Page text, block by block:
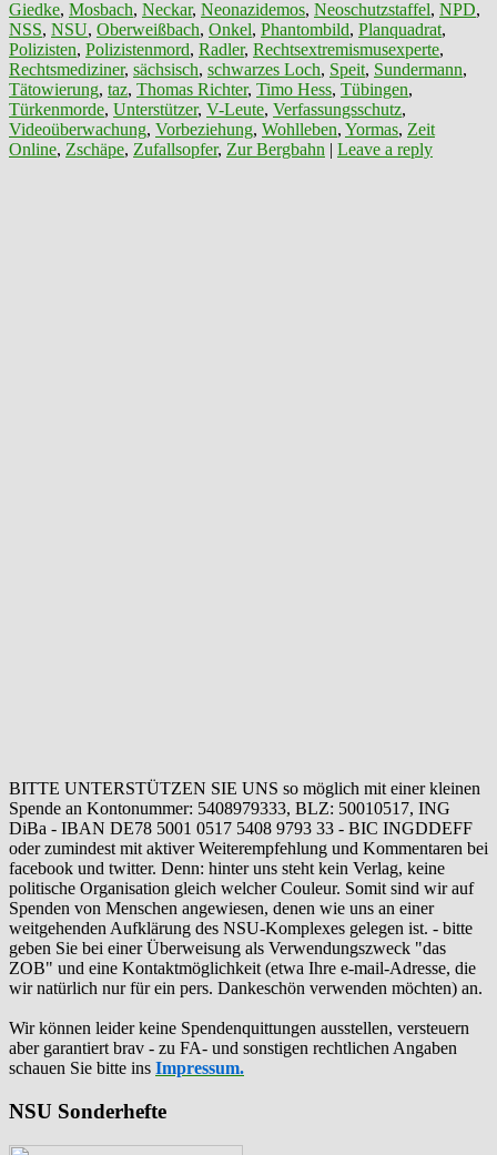
Giedke, Mosbach, Neckar, Neonazidemos, Neoschutzstaffel, NPD,
NSS, NSU, Oberweißbach, Onkel, Phantombild, Planquadrat,
Polizisten, Polizistenmord, Radler, Rechtsextremismusexperte,
Rechtsmediziner, sächsisch, schwarzes Loch, Speit, Sundermann,
Tätowierung, taz, Thomas Richter, Timo Hess, Tübingen,
Türkenmorde, Unterstützer, V-Leute, Verfassungsschutz,
Videoüberwachung, Vorbeziehung, Wohlleben, Yormas, Zeit
Online, Zschäpe, Zufallsopfer, Zur Bergbahn | Leave a reply
BITTE UNTERSTÜTZEN SIE UNS so möglich mit einer kleinen
Spende an Kontonummer: 5408979333, BLZ: 50010517, ING
DiBa - IBAN DE78 5001 0517 5408 9793 33 - BIC INGDDEFF
oder zumindest mit aktiver Weiterempfehlung und Kommentaren bei
facebook und twitter. Denn: hinter uns steht kein Verlag, keine
politische Organisation gleich welcher Couleur. Somit sind wir auf
Spenden von Menschen angewiesen, denen wie uns an einer
weitgehenden Aufklärung des NSU-Komplexes gelegen ist. - bitte
geben Sie bei einer Überweisung als Verwendungszweck "das
ZOB" und eine Kontaktmöglichkeit (etwa Ihre e-mail-Adresse, die
wir natürlich nur für ein pers. Dankeschön verwenden möchten) an.
Wir können leider keine Spendenquittungen ausstellen, versteuern
aber garantiert brav - zu FA- und sonstigen rechtlichen Angaben
schauen Sie bitte ins Impressum.
NSU Sonderhefte